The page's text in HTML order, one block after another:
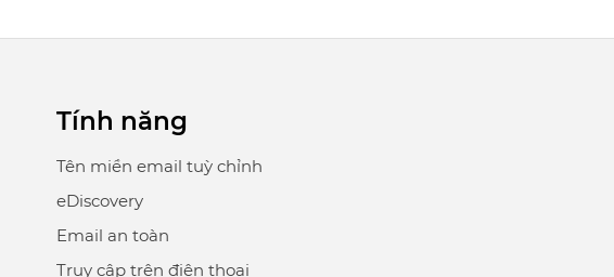
Tính năng
Tên miền email tuỳ chỉnh
eDiscovery
Email an toàn
Truy cập trên điện thoại